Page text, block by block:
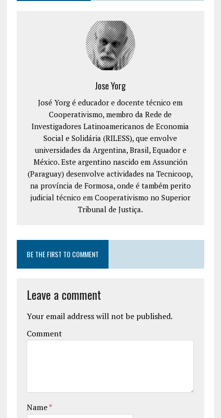
Jose Yorg
José Yorg é educador e docente técnico em
Cooperativismo, membro da Rede de
Investigadores Latinoamericanos de Economia
Social e Solidária (RILESS), que envolve
universidades da Argentina, Brasil, Equador e
México. Este argentino nascido em Assunción
(Paraguay) desenvolve actividades na Tecnicoop,
na província de Formosa, onde é também perito
judicial técnico em Cooperativismo no Superior
Tribunal de Justiça.
BE THE FIRST TO COMMENT
Leave a comment
Your email address will not be published.
Comment
Name*